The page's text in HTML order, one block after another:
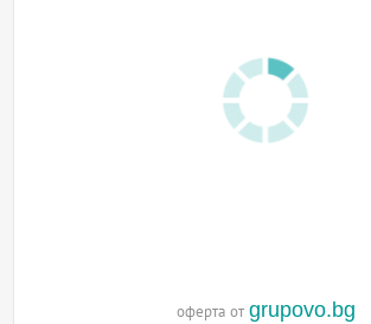
оферта от grupovo.bg